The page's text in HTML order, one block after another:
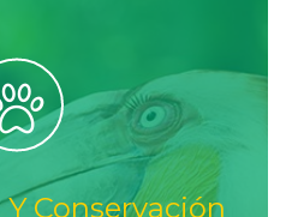
Conservación